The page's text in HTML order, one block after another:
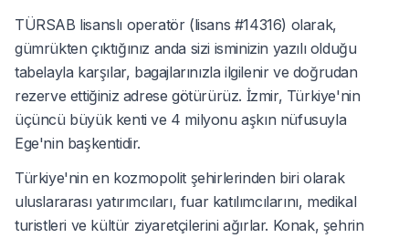
TÜRSAB lisanslı operatör (lisans #14316) olarak,
gümrükten çıktığınız anda sizi isminizin yazılı olduğu
tabelayla karşılar, bagajlarınızla ilgilenir ve doğrudan
rezerve ettiğiniz adrese götürürüz. İzmir, Türkiye'nin
üçüncü büyük kenti ve 4 milyonu aşkın nüfusuyla
Ege'nin başkentidir.
Türkiye'nin en kozmopolit şehirlerinden biri olarak
uluslararası yatırımcıları, fuar katılımcılarını, medikal
turistleri ve kültür ziyaretçilerini ağırlar. Konak, şehrin